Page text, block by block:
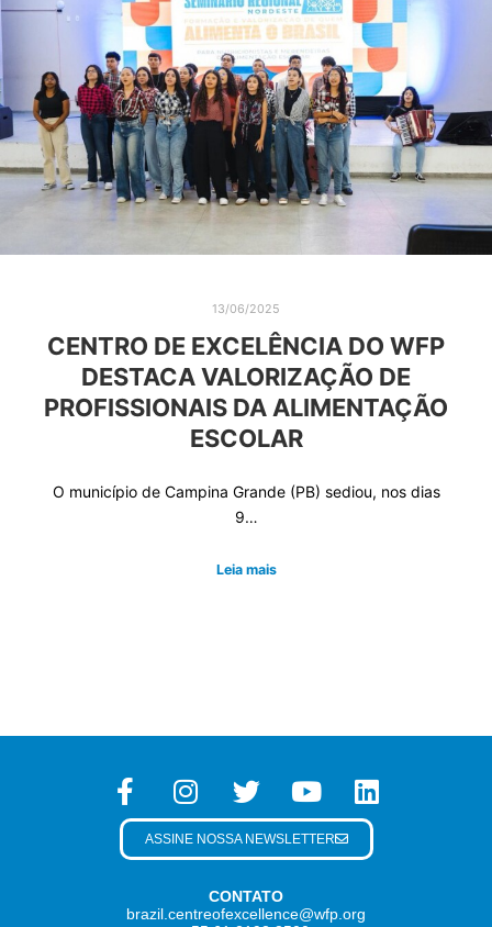
13/06/2025
CENTRO DE EXCELÊNCIA DO WFP
DESTACA VALORIZAÇÃO DE
PROFISSIONAIS DA ALIMENTAÇÃO
ESCOLAR
O município de Campina Grande (PB) sediou, nos dias
9…
Leia mais
CONTATO
brazil.centreofexcellence@wfp.org
ASSINE NOSSA NEWSLETTER